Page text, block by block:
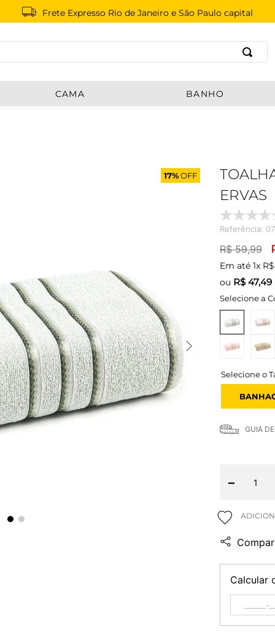
Frete Expresso Rio de Janeiro e São Paulo capital
CAMA BANHO
17%OFF
ERVAS
Referência:
R$ 59,99
Em até 1x R$
ou R$ 47,49
Selecione a
GUIA
－
Calcular